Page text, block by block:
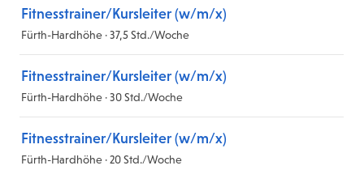
Fitnesstrainer/Kursleiter (w/m/x)
Fürth-Hardhöhe · 37,5 Std./Woche
Fitnesstrainer/Kursleiter (w/m/x)
Fürth-Hardhöhe · 30 Std./Woche
Fitnesstrainer/Kursleiter (w/m/x)
Fürth-Hardhöhe · 20 Std./Woche